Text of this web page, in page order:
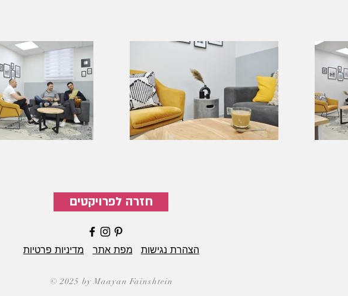
חזרה לפרויקטים
מדיניות פרטיות מפת אתר הצהרת נגישות
© 2025 by Maayan Fainshtein